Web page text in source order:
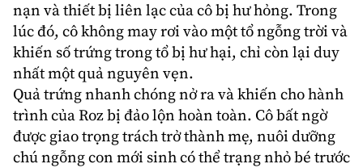
nạn và thiết bị liên lạc của cô bị hư hỏng. Trong
lúc đó, cô không may rơi vào một tổ ngỗng trời và
khiến số trứng trong tổ bị hư hại, chỉ còn lại duy
nhất một quả nguyên vẹn.
Quả trứng nhanh chóng nở ra và khiến cho hành
trình của Roz bị đảo lộn hoàn toàn. Cô bất ngờ
được giao trọng trách trở thành mẹ, nuôi dưỡng
chú ngỗng con mới sinh có thể trạng nhỏ bé trước